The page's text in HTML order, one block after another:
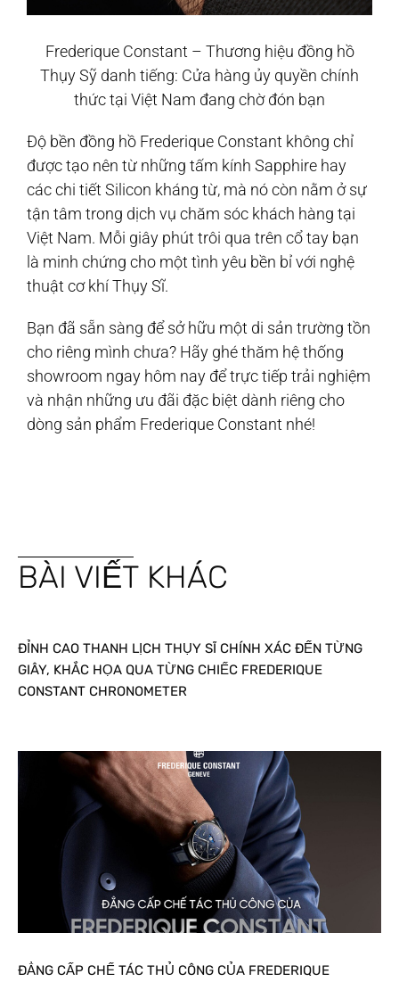
Frederique Constant – Thương hiệu đồng hồ
Thụy Sỹ danh tiếng: Cửa hàng ủy quyền chính
thức tại Việt Nam đang chờ đón bạn
Độ bền đồng hồ Frederique Constant không chỉ
được tạo nên từ những tấm kính Sapphire hay
các chi tiết Silicon kháng từ, mà nó còn nằm ở sự
tận tâm trong dịch vụ chăm sóc khách hàng tại
Việt Nam. Mỗi giây phút trôi qua trên cổ tay bạn
là minh chứng cho một tình yêu bền bỉ với nghệ
thuật cơ khí Thụy Sĩ.
Bạn đã sẵn sàng để sở hữu một di sản trường tồn
cho riêng mình chưa? Hãy ghé thăm hệ thống
showroom ngay hôm nay để trực tiếp trải nghiệm
và nhận những ưu đãi đặc biệt dành riêng cho
dòng sản phẩm Frederique Constant nhé!
BÀI VIẾT KHÁC
ĐỈNH CAO THANH LỊCH THỤY SĨ CHÍNH XÁC ĐẾN TỪNG
GIÂY, KHẮC HỌA QUA TỪNG CHIẾC FREDERIQUE
CONSTANT CHRONOMETER
ĐẲNG CẤP CHẾ TÁC THỦ CÔNG CỦA FREDERIQUE